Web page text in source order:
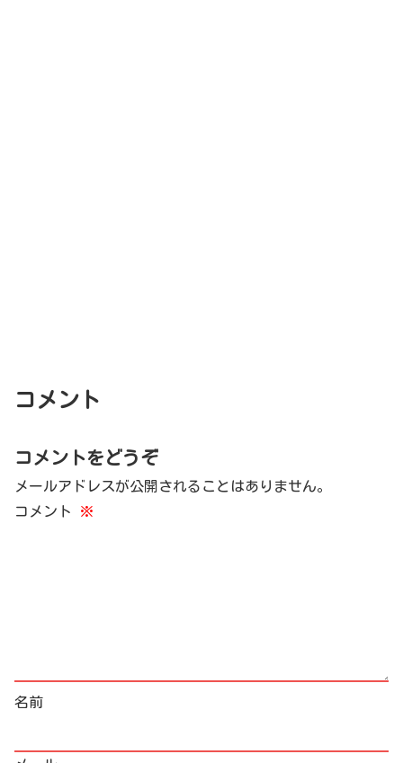
コメント
コメントをどうぞ
メールアドレスが公開されることはありません。
コメント
※
名前